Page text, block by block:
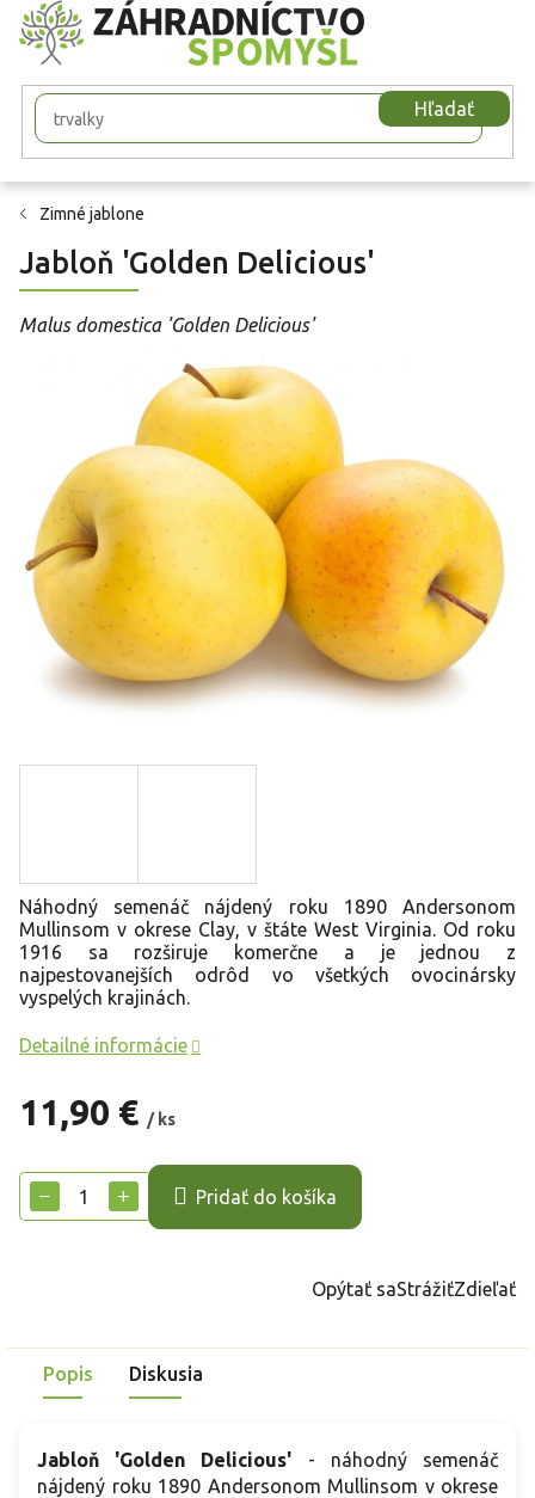
Prejsť
na
obsah
Hľadať
Zimné jablone
Jabloň 'Golden Delicious'
Malus domestica 'Golden Delicious'
11,90 € / ks
cena:
+
− Pridať do košíka
Náhodný semenáč nájdený roku 1890 Andersonom
Mullinsom v okrese Clay, v štáte West Virginia. Od roku
1916 sa rozširuje komerčne a je jednou z
najpestovanejších odrôd vo všetkých ovocinársky
vyspelých krajinách.
Detailné informácie
Opýtať saStrážiťZdieľať
Popis Diskusia
Jabloň 'Golden Delicious' - náhodný semenáč
nájdený roku 1890 Andersonom Mullinsom v okrese